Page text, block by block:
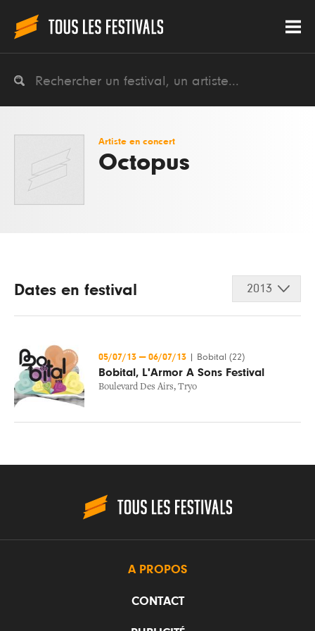
Artiste en concert
Octopus
Dates en festival 2013
05/07/13 — 06/07/13 Bobital (22)
Bobital, L'Armor A Sons Festival
Boulevard Des Airs, Tryo
A PROPOS
CONTACT